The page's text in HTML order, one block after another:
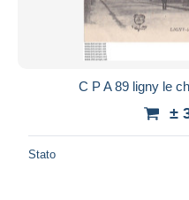
C P A 89 ligny le
±
Stato